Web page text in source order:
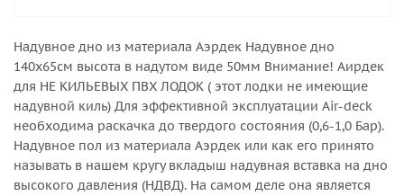
Надувное дно из материала Аэрдек Надувное дно
140х65см высота в надутом виде 50мм Внимание! Аирдек
для НЕ КИЛЬЕВЫХ ПВХ ЛОДОК ( этот лодки не имеющие
надувной киль) Для эффективной эксплуатации Air-deck
необходима раскачка до твердого состояния (0,6-1,0 Бар).
Надувное пол из материала Аэрдек или как его принято
называть в нашем кругу вкладыш надувная вставка на дно
высокого давления (НДВД). На самом деле она является